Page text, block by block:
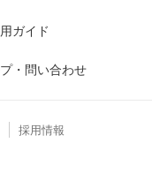
ガイド
・問い合わせ
採用情報